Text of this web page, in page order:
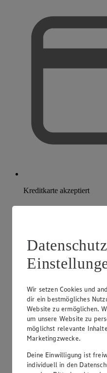
Kreditkarte akzeptiert
Wir setzen Cookies und
dir ein bestmögliches
Website zu ermöglichen.
um unsere Website zu
möglichst relevante
Marketingzwecke.
Deine Einwilligung ist
individuell in den